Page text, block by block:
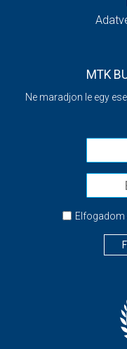
MTK
Ne maradjon le egy
Elfogadom